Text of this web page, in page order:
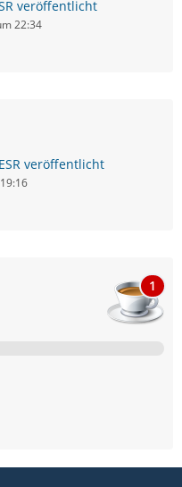
veröffentlicht
22:34
veröffentlicht
1